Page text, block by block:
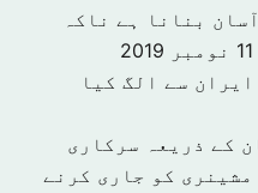
بنانا ہے ناکہ
11 نومبر 2019
سے الگ کیا
کے ذریعہ سرکاری
کو جاری کرنے